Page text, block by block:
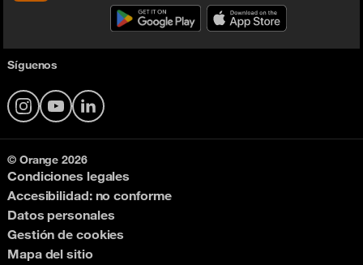
Síguenos
InstagramYouTubeLinkedIn
© Orange 2026
Condiciones legales
Accesibilidad: no conforme
Datos personales
Gestión de cookies
Mapa del sitio